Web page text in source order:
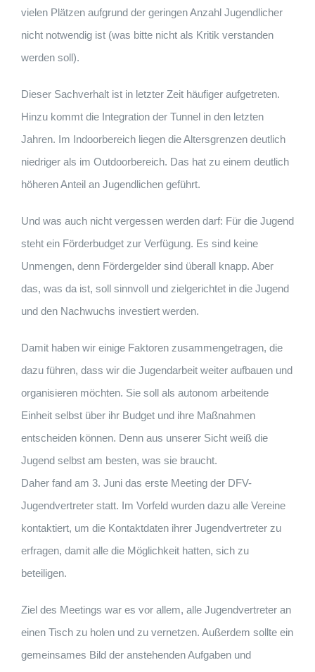
vielen Plätzen aufgrund der geringen Anzahl Jugendlicher
nicht notwendig ist (was bitte nicht als Kritik verstanden
werden soll).
Dieser Sachverhalt ist in letzter Zeit häufiger aufgetreten.
Hinzu kommt die Integration der Tunnel in den letzten
Jahren. Im Indoorbereich liegen die Altersgrenzen deutlich
niedriger als im Outdoorbereich. Das hat zu einem deutlich
höheren Anteil an Jugendlichen geführt.
Und was auch nicht vergessen werden darf: Für die Jugend
steht ein Förderbudget zur Verfügung. Es sind keine
Unmengen, denn Fördergelder sind überall knapp. Aber
das, was da ist, soll sinnvoll und zielgerichtet in die Jugend
und den Nachwuchs investiert werden.
Damit haben wir einige Faktoren zusammengetragen, die
dazu führen, dass wir die Jugendarbeit weiter aufbauen und
organisieren möchten. Sie soll als autonom arbeitende
Einheit selbst über ihr Budget und ihre Maßnahmen
entscheiden können. Denn aus unserer Sicht weiß die
Jugend selbst am besten, was sie braucht.
Daher fand am 3. Juni das erste Meeting der DFV-
Jugendvertreter statt. Im Vorfeld wurden dazu alle Vereine
kontaktiert, um die Kontaktdaten ihrer Jugendvertreter zu
erfragen, damit alle die Möglichkeit hatten, sich zu
beteiligen.
Ziel des Meetings war es vor allem, alle Jugendvertreter an
einen Tisch zu holen und zu vernetzen. Außerdem sollte ein
gemeinsames Bild der anstehenden Aufgaben und